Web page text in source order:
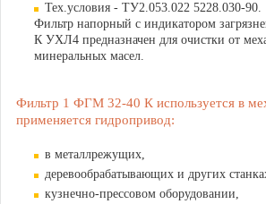
Тех.условия - ТУ2.053.022 5228.030-90.
Фильтр напорный с индикатором
К УХЛ4 предназначен для очистки от
минеральных масел.
Фильтр 1 ФГМ 32-40 К используется в
применяется гидропривод:
в металлрежущих,
деревообрабатывающих и других
кузнечно-прессовом оборудовании,